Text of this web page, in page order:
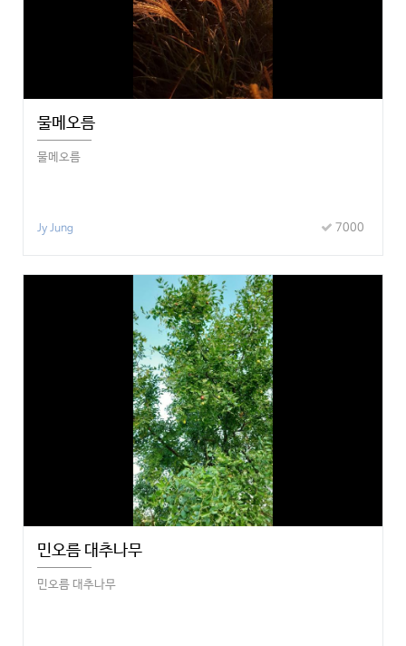
물메오름
물메오름
Jy Jung 7000
민오름 대추나무
민오름 대추나무